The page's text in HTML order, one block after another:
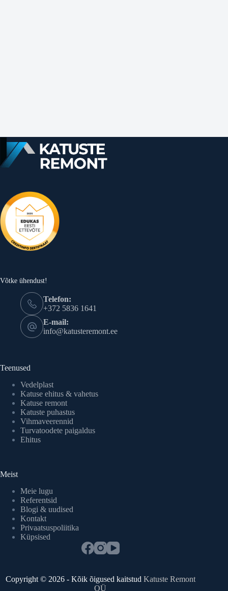
Võtke ühendust!
Telefon:
+372 5836 1641
E-mail:
info@katusteremont.ee
Teenused
Vedelplast
Katuse ehitus & vahetus
Katuse remont
Katuste puhastus
Vihmaveerennid
Turvatoodete paigaldus
Ehitus
Meist
Meie lugu
Referentsid
Blogi & uudised
Kontakt
Privaatsuspoliitika
Küpsised
Copyright © 2026 - Kõik õigused kaitstud Katuste Remont
OÜ